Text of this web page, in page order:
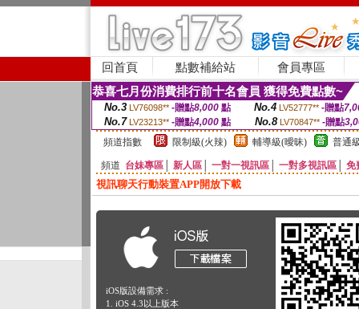
回首頁 點數補給站 會員專區
恭喜七月份消費排行前十名會員 獲得免費點數~
No.3 LV76098** -贈點8,000點 No.4 LV52777** -贈點
No.7 LV23213** -贈點4,000 點 No.8 LV70847** -贈點
頻道指數
限制級(火辣) 輔導級(曖昧) 普通
頻道 台妹專區 新人區 一對一視訊區 一對多視訊區 免
視訊聊天行動裝置APP開放下載
iOS版設備需求 :
1. iOS 4.3以上版本